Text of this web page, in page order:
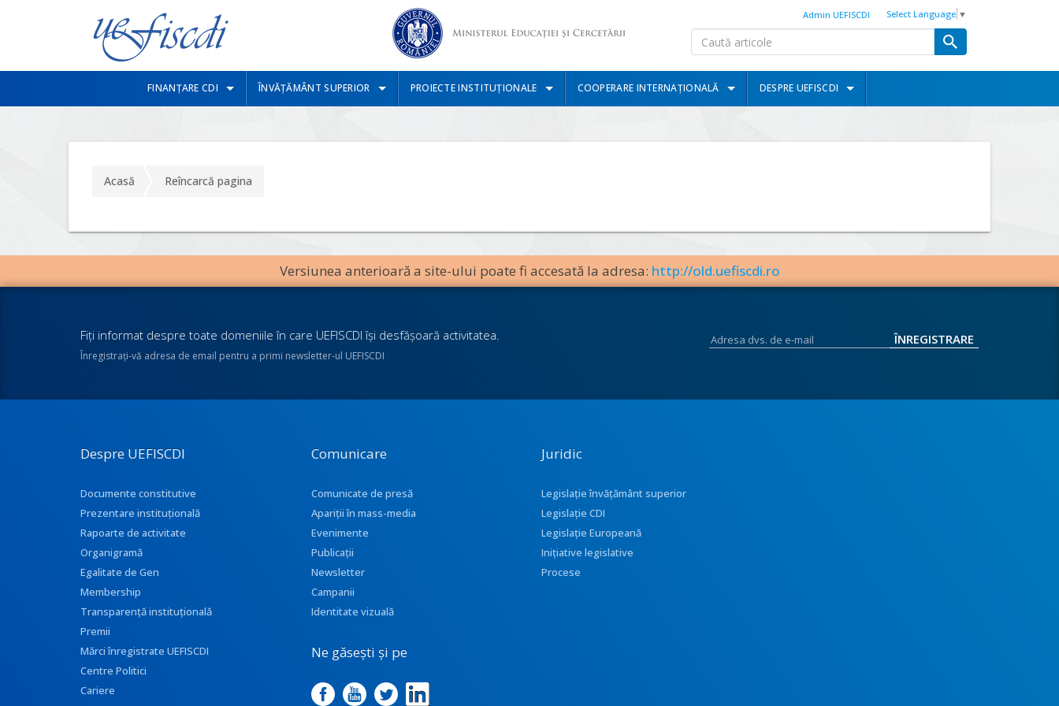
Select Language ▼
Admin UEFISCDI
FINANȚARE CDI ÎNVĂȚĂMÂNT SUPERIOR PROIECTE INSTITUȚIONALE COOPERARE INTERNAȚIONALĂ DESPRE UEFISCDI
Acasă Reîncarcă pagina
Versiunea anterioară a site-ului poate fi accesată la adresa: http://old.uefiscdi.ro
Fiţi informat despre toate domeniile în care UEFISCDI îşi desfăşoară activitatea.
Înregistraţi-vă adresa de email pentru a primi newsletter-ul UEFISCDI
Despre UEFISCDI
Documente constitutive
Prezentare instituţională
Rapoarte de activitate
Organigramă
Egalitate de Gen
Membership
Transparenţă instituţională
Premii
Mărci înregistrate UEFISCDI
Centre Politici
Cariere
Comunicare
Comunicate de presă
Apariţii în mass-media
Evenimente
Publicații
Newsletter
Campanii
Identitate vizuală
Ne găsești și pe
Juridic
Legislație învățământ superior
Legislație CDI
Legislație Europeană
Inițiative legislative
Procese